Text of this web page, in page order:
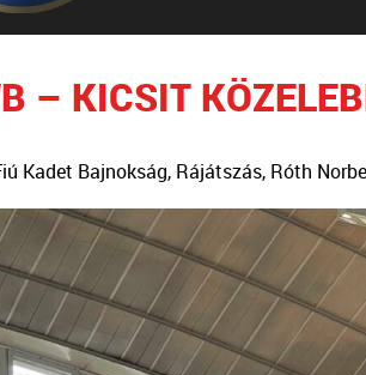
– KICSIT
Kadet Bajnokság, Rájátszás, Róth